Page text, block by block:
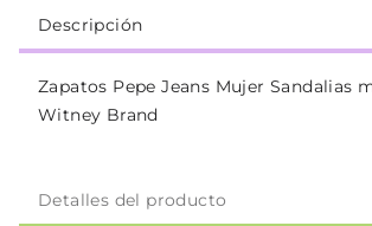
Descripción
Zapatos Pepe Jeans Mujer Sandalias
Witney Brand
Detalles del producto